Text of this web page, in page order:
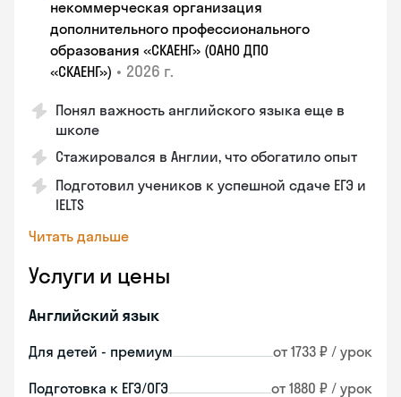
некоммерческая организация
дополнительного профессионального
образования «СКАЕНГ» (ОАНО ДПО
«СКАЕНГ») • 2026 г.
Понял важность английского языка еще в
школе
Стажировался в Англии, что обогатило опыт
Подготовил учеников к успешной сдаче ЕГЭ и
IELTS
Читать дальше
Услуги и цены
Английский язык
Для детей - премиум от 1733 ₽ / урок
Подготовка к ЕГЭ/ОГЭ от 1880 ₽ / урок